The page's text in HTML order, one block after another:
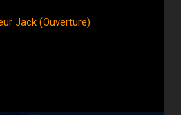
Jack (Ouverture)